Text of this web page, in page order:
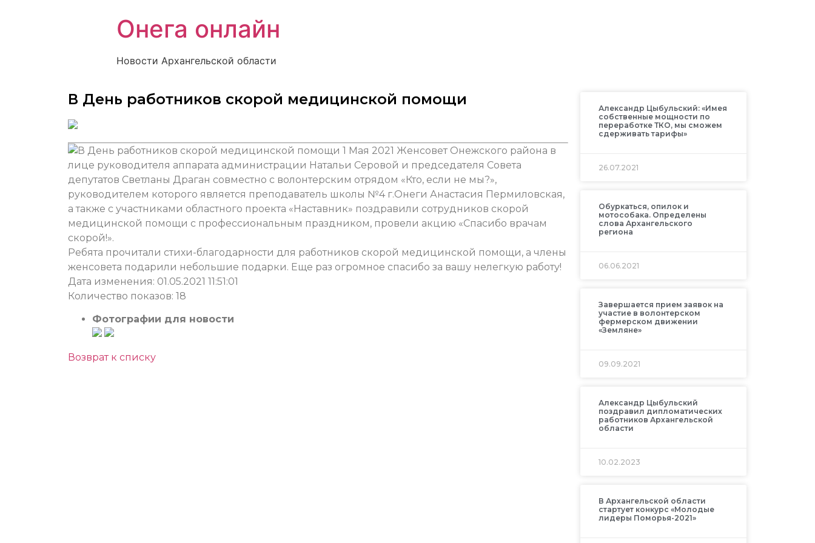
Онега онлайн
Новости Архангельской области
В День работников скорой медицинской помощи
1 Мая 2021 Женсовет Онежского района в
лице руководителя аппарата администрации Натальи Серовой и председателя Совета
депутатов Светланы Драган совместно с волонтерским отрядом «Кто, если не мы?»,
руководителем которого является преподаватель школы №4 г.Онеги Анастасия Пермиловская,
а также с участниками областного проекта «Наставник» поздравили сотрудников скорой
медицинской помощи с профессиональным праздником, провели акцию «Спасибо врачам
скорой!».
Ребята прочитали стихи-благодарности для работников скорой медицинской помощи, а члены
женсовета подарили небольшие подарки. Еще раз огромное спасибо за вашу нелегкую работу!
Дата изменения: 01.05.2021 11:51:01
Количество показов: 18
Фотографии для новости
Возврат к списку
Александр Цыбульский: «Имея
собственные мощности по
переработке ТКО, мы сможем
сдерживать тарифы»
26.07.2021
Обуркаться, опилок и
мотособака. Определены
слова Архангельского
региона
06.06.2021
Завершается прием заявок на
участие в волонтерском
фермерском движении
«Земляне»
09.09.2021
Александр Цыбульский
поздравил дипломатических
работников Архангельской
области
10.02.2023
В Архангельской области
стартует конкурс «Молодые
лидеры Поморья-2021»